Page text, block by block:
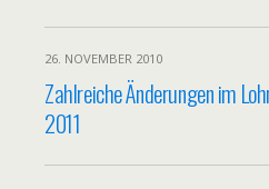
26. NOVEMBER 2010
Zahlreiche Änderungen im
2011